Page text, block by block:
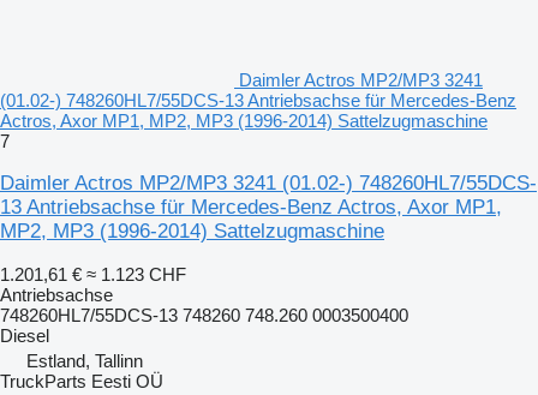
Daimler Actros MP2/MP3 3241
(01.02-) 748260HL7/55DCS-13 Antriebsachse für Mercedes-Benz
Actros, Axor MP1, MP2, MP3 (1996-2014) Sattelzugmaschine
7
Daimler Actros MP2/MP3 3241 (01.02-) 748260HL7/55DCS-
13 Antriebsachse für Mercedes-Benz Actros, Axor MP1,
MP2, MP3 (1996-2014) Sattelzugmaschine
1.201,61 € ≈ 1.123 CHF
Antriebsachse
748260HL7/55DCS-13 748260 748.260 0003500400
Diesel
Estland, Tallinn
TruckParts Eesti OÜ